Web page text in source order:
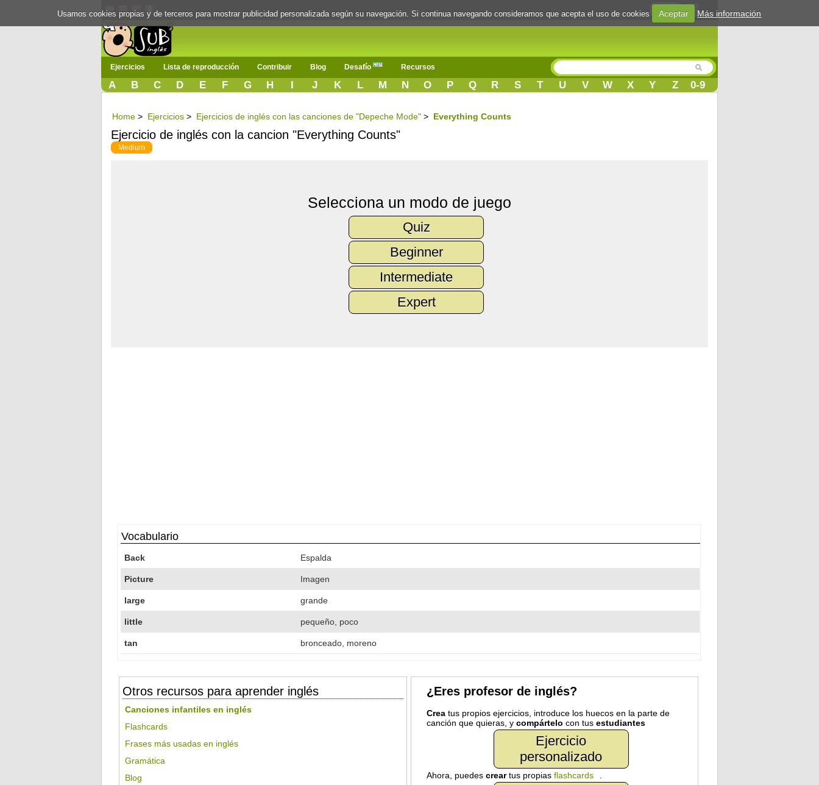
Login
Ejercicios Lista de reproducción Contribuir Blog Desafío Recursos
A B C D E F G H I J K L M N O P Q R S T U V W X Y Z 0-9
Home > Ejercicios > Ejercicios de inglés con las canciones de "Depeche Mode" > Everything Counts
Ejercicio de inglés con la cancion "Everything Counts"
Medium
Selecciona un modo de juego
Quiz
Beginner
Intermediate
Expert
Vocabulario
Back Espalda
Picture Imagen
large grande
little pequeño, poco
tan bronceado, moreno
Otros recursos para aprender inglés
Canciones infantiles en inglés
Flashcards
Frases más usadas en inglés
Gramática
Blog
¿Eres profesor de inglés?
Creatus propios ejercicios, introduce los huecos en la parte de
canción que quieras, y compártelo con tus estudiantes
Ejercicio
personalizado
Ahora, puedes creartus propias flashcards
Usamos cookies propias y de terceros para mostrar publicidad personalizada según su navegación. Si continua navegando consideramos que acepta el uso de cookies Aceptar Más información